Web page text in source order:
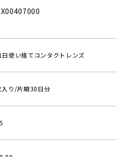
日使い捨てコンタクトレンズ
り/片眼30日分